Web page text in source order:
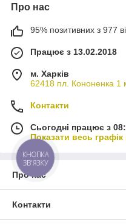
Про нас
95% позитивних з 977
Працює з 13.02.2018
м. Харків
62418 пл. Кононенка 1
Контакти
Сьогодні працює з
Показати весь
Про нас
Контакти
КНОПКА
ЗВ'ЯЗКУ